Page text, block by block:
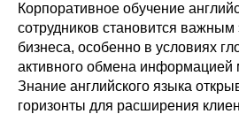
Корпоративное обучение
сотрудников становится
бизнеса, особенно в условиях
активного обмена
Знание английского языка
горизонты для расширения